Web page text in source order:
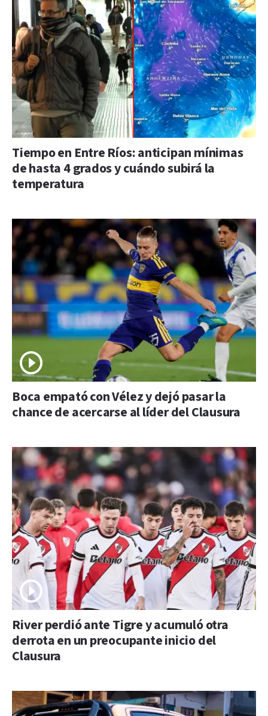
Tiempo en Entre Ríos: anticipan mínimas
de hasta 4 grados y cuándo subirá la
temperatura
Boca empató con Vélez y dejó pasar la
chance de acercarse al líder del Clausura
River perdió ante Tigre y acumuló otra
derrota en un preocupante inicio del
Clausura